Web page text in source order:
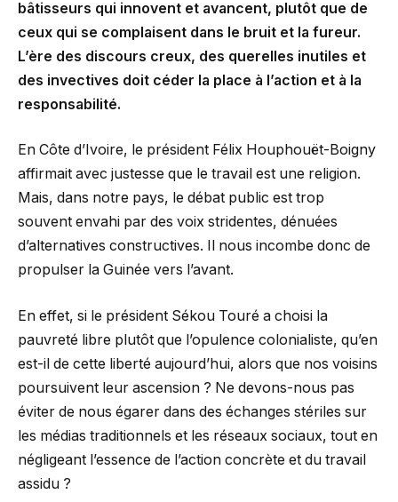
bâtisseurs qui innovent et avancent, plutôt que de
ceux qui se complaisent dans le bruit et la fureur.
L’ère des discours creux, des querelles inutiles et
des invectives doit céder la place à l’action et à la
responsabilité.
En Côte d’Ivoire, le président Félix Houphouët-Boigny
affirmait avec justesse que le travail est une religion.
Mais, dans notre pays, le débat public est trop
souvent envahi par des voix stridentes, dénuées
d’alternatives constructives. Il nous incombe donc de
propulser la Guinée vers l’avant.
En effet, si le président Sékou Touré a choisi la
pauvreté libre plutôt que l’opulence colonialiste, qu’en
est-il de cette liberté aujourd’hui, alors que nos voisins
poursuivent leur ascension ? Ne devons-nous pas
éviter de nous égarer dans des échanges stériles sur
les médias traditionnels et les réseaux sociaux, tout en
négligeant l’essence de l’action concrète et du travail
assidu ?